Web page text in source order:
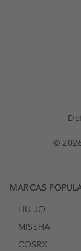
©
MARCAS
LIU JO
MISSHA
COSRX